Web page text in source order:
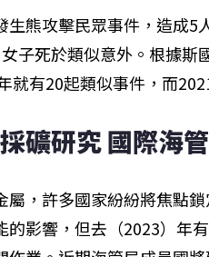
生熊攻擊民眾事件，造成5
子死於類似意外。根據斯
就有20起類似事件，而
礦研究 國際海
，許多國家紛紛將焦點
影響，但去（2023）年